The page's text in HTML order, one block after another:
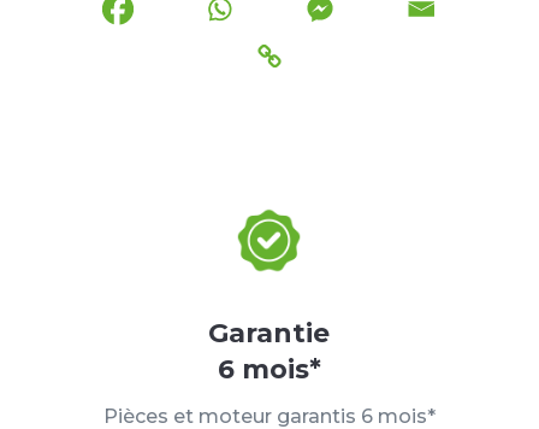
Garantie
6 mois*
Pièces et moteur garantis 6 mois*